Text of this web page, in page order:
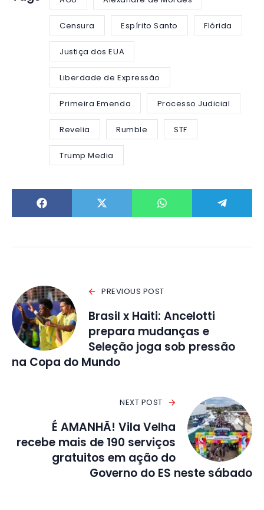
Censura Espírito Santo Flórida
Justiça dos EUA
Liberdade de Expressão
Primeira Emenda Processo Judicial
Revelia Rumble STF
Trump Media
PREVIOUS POST
Brasil x Haiti: Ancelotti
prepara mudanças e
Seleção joga sob pressão
na Copa do Mundo
NEXT POST
É AMANHÃ! Vila Velha
recebe mais de 190 serviços
gratuitos em ação do
Governo do ES neste sábado